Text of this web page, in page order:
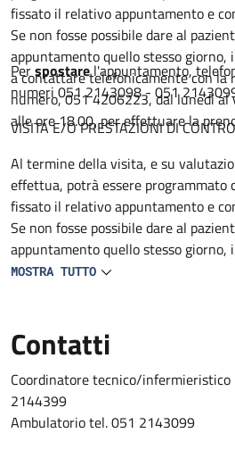
fissato il relativo appuntamento e
Se non fosse possibile dare al
appuntamento quello stesso
a contattare telefonicamente con la
numero, 051 4206223, dal lunedì al
alle ore 18.00, per effettuare la
Perspostarel'appuntamento,
numeri 051 2143098 - 051
VISITA E/O PRESTAZIONI DI
Al termine della visita, e su
effettua, potrà essere programmato
fissato il relativo appuntamento e
Se non fosse possibile dare al
appuntamento quello stesso
a contattare telefonicamente con la
MOSTRA TUTTO
Contatti
Coordinatore tecnico/
2144399
Ambulatorio tel. 051 2143099